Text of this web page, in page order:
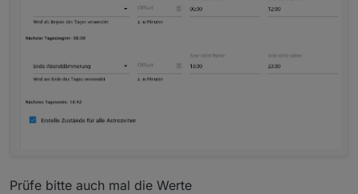
Prüfe bitte auch mal die Werte